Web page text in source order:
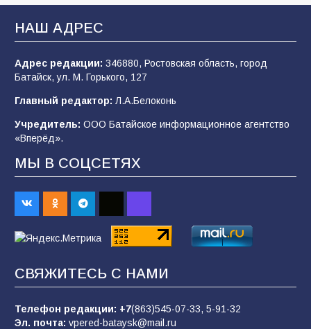
«Мобилизация или набор?» Что на самом
деле происходит в армии России в августе
2026 года
В Батайске продолжаются дорожные работы
98 04.08.2026
Будет ли мобилизация в России в 2026 году
после выборов: в Госдуме дали ответ
заявления о мобилизации — это
пропагандистский вброс
85 01.08.2026
НАШ АДРЕС
Адрес редакции: 346880, Ростовская область, город
Батайск, ул. М. Горького, 127
Главный редактор: Л.А.Белоконь
Учредитель: ООО Батайское информационное агентство
«Вперёд».
МЫ В СОЦСЕТЯХ
СВЯЖИТЕСЬ С НАМИ
Телефон редакции: +7(863)545-07-33, 5-91-32
Эл. почта: vpered-bataysk@mail.ru